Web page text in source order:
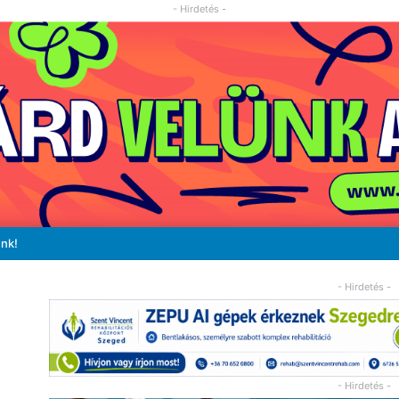
- Hirdetés -
- Hirdetés -
- Hirdetés -